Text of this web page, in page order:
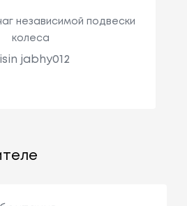
независимой подвески
колеса
jabhy012